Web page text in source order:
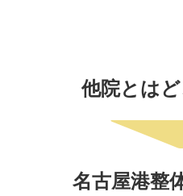
他院とは
名古屋港整